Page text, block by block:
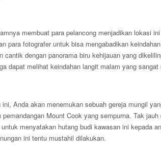
membuat para pelancong menjadikan lokasi
para fotografer untuk bisa mengabadikan
cantik dengan panorama biru kehijauan yang
dapat melihat keindahan langit malam yang sangat
ini, Anda akan menemukan sebuah gereja mungil
pemandangan Mount Cook yang sempurna. Tak
menyatakan hutang budi kawasan ini kepada
ini tentu mustahil dilakukan.